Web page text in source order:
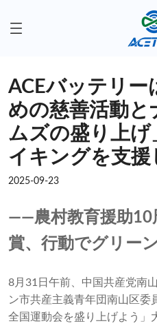
ACEバッテリー
めの慈善活動
ムズの盛り上
イキングを支援
2025-09-23
——農村教育援助10
賞、行動でグリー
8月31日午前、中国共産党南
ン市共産主義青年団南山区委
全国運動会を盛り上げよう」